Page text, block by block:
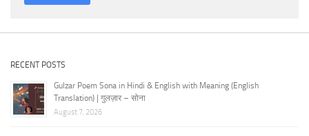
RECENT POSTS
Gulzar Poem Sona in Hindi & English with Meaning (English
Translation) | गुलज़ार – सोना
August 7, 2026